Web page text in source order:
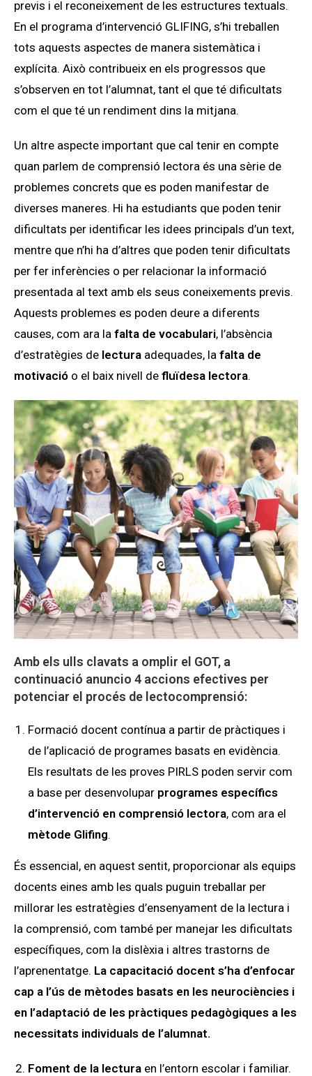
previs i el reconeixement de les estructures textuals.
En el programa d’intervenció GLIFING, s’hi treballen
tots aquests aspectes de manera sistemàtica i
explícita. Això contribueix en els progressos que
s’observen en tot l’alumnat, tant el que té dificultats
com el que té un rendiment dins la mitjana.
Un altre aspecte important que cal tenir en compte
quan parlem de comprensió lectora és una sèrie de
problemes concrets que es poden manifestar de
diverses maneres. Hi ha estudiants que poden tenir
dificultats per identificar les idees principals d’un text,
mentre que n’hi ha d’altres que poden tenir dificultats
per fer inferències o per relacionar la informació
presentada al text amb els seus coneixements previs.
Aquests problemes es poden deure a diferents
causes, com ara la falta de vocabulari, l’absència
d’estratègies de lectura adequades, la falta de
motivació o el baix nivell de fluïdesa lectora.
Amb els ulls clavats a omplir el GOT, a
continuació anuncio 4 accions efectives per
potenciar el procés de lectocomprensió:
Formació docent contínua a partir de pràctiques i
de l’aplicació de programes basats en evidència.
Els resultats de les proves PIRLS poden servir com
a base per desenvolupar programes específics
d’intervenció en comprensió lectora, com ara el
mètode Glifing.
És essencial, en aquest sentit, proporcionar als equips
docents eines amb les quals puguin treballar per
millorar les estratègies d’ensenyament de la lectura i
la comprensió, com també per manejar les dificultats
específiques, com la dislèxia i altres trastorns de
l’aprenentatge. La capacitació docent s’ha d’enfocar
cap a l’ús de mètodes basats en les neurociències i
en l’adaptació de les pràctiques pedagògiques a les
necessitats individuals de l’alumnat.
Foment de la lectura en l’entorn escolar i familiar.